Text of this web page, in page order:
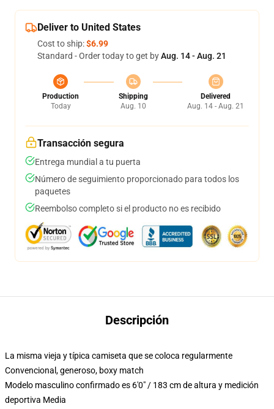
Deliver to United States
Cost to ship:$6.99
Standard - Order today to get byAug. 14 - Aug. 21
Production
Today
Shipping
Aug. 10
Delivered
Aug. 14 - Aug. 21
Transacción segura
Entrega mundial a tu puerta
Número de seguimiento proporcionado para todos los
paquetes
Reembolso completo si el producto no es recibido
Descripción
La misma vieja y típica camiseta que se coloca regularmente
Convencional, generoso, boxy match
Modelo masculino confirmado es 6'0" / 183 cm de altura y medición
deportiva Media